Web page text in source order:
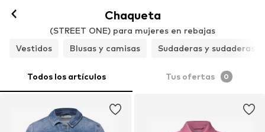
Chaqueta
(STREET ONE) para mujeres en rebajas
Vestidos
Blusas y camisas Sudaderas y sudaderas
Todos los artículos Tus ofertas 0